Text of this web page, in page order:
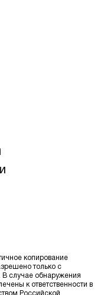
копирование
только с
случае обнаружения
к ответственности в
Российской